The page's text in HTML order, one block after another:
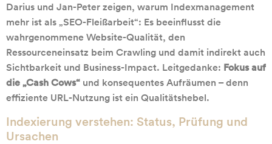
Darius und Jan-Peter zeigen, warum Indexmanagement
mehr ist als „SEO-Fleißarbeit“: Es beeinflusst die
wahrgenommene Website-Qualität, den
Ressourceneinsatz beim Crawling und damit indirekt auch
Sichtbarkeit und Business-Impact. Leitgedanke: Fokus auf
die „Cash Cows“ und konsequentes Aufräumen – denn
effiziente URL-Nutzung ist ein Qualitätshebel.
Indexierung verstehen: Status, Prüfung und
Ursachen